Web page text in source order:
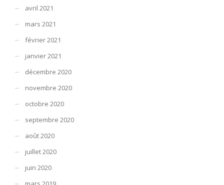
avril 2021
mars 2021
février 2021
janvier 2021
décembre 2020
novembre 2020
octobre 2020
septembre 2020
août 2020
juillet 2020
juin 2020